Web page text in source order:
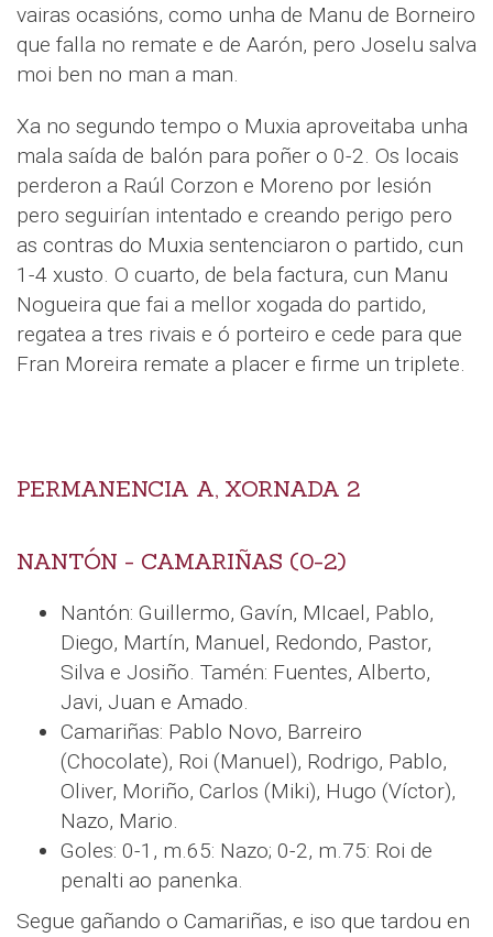
vairas ocasións, como unha de Manu de Borneiro
que falla no remate e de Aarón, pero Joselu salva
moi ben no man a man.
Xa no segundo tempo o Muxia aproveitaba unha
mala saída de balón para poñer o 0-2. Os locais
perderon a Raúl Corzon e Moreno por lesión
pero seguirían intentado e creando perigo pero
as contras do Muxia sentenciaron o partido, cun
1-4 xusto. O cuarto, de bela factura, cun Manu
Nogueira que fai a mellor xogada do partido,
regatea a tres rivais e ó porteiro e cede para que
Fran Moreira remate a placer e firme un triplete.
PERMANENCIA A, XORNADA 2
NANTÓN - CAMARIÑAS (0-2)
Nantón: Guillermo, Gavín, MIcael, Pablo,
Diego, Martín, Manuel, Redondo, Pastor,
Silva e Josiño. Tamén: Fuentes, Alberto,
Javi, Juan e Amado.
Camariñas: Pablo Novo, Barreiro
(Chocolate), Roi (Manuel), Rodrigo, Pablo,
Oliver, Moriño, Carlos (Miki), Hugo (Víctor),
Nazo, Mario.
Goles: 0-1, m.65: Nazo; 0-2, m.75: Roi de
penalti ao panenka.
Segue gañando o Camariñas, e iso que tardou en